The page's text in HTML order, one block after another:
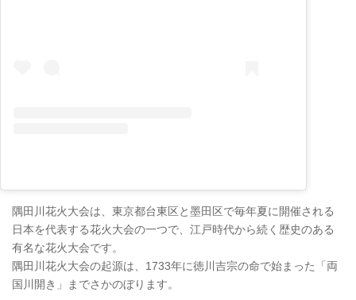
隅田川花火大会は、東京都台東区と墨田区で毎年夏に開催される
日本を代表する花火大会の一つで、江戸時代から続く歴史のある
有名な花火大会です。
隅田川花火大会の起源は、1733年に徳川吉宗の命で始まった「両
国川開き」までさかのぼります。